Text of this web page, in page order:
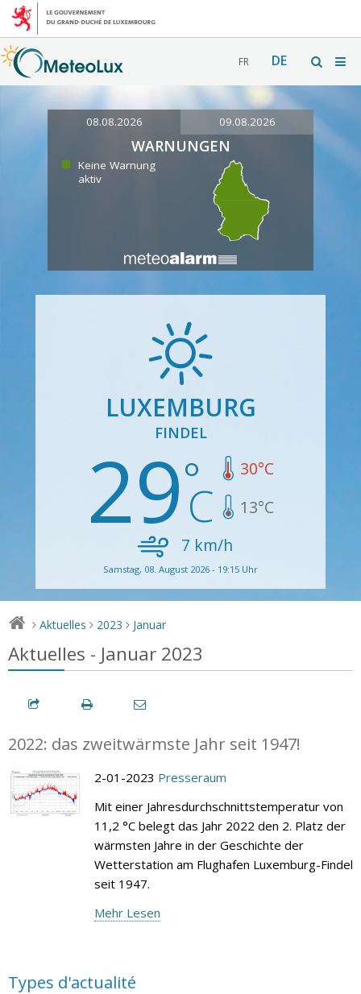
FR DE
08.08.2026 09.08.2026
WARNUNGEN
Keine Warnung
aktiv
LUXEMBURG
FINDEL
29 30°C
13°C
7 km/h
Samstag, 08. August 2026 - 19:15 Uhr
> Aktuelles > 2023 > Januar
Aktuelles - Januar 2023
2022: das zweitwärmste Jahr seit 1947!
2-01-2023 Presseraum
Mit einer Jahresdurchschnittstemperatur von
11,2 °C belegt das Jahr 2022 den 2. Platz der
wärmsten Jahre in der Geschichte der
Wetterstation am Flughafen Luxemburg-Findel
seit 1947.
Mehr Lesen
Types d'actualité